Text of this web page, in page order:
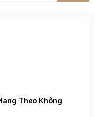
Theo Không